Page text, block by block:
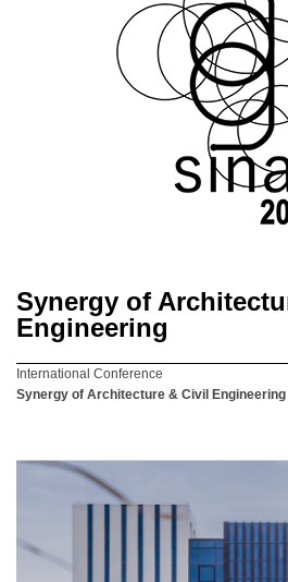
Synergy of
Engineering
International Conference
Synergy of Architecture & Civil Engineering